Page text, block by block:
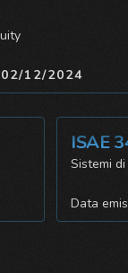
02/12/2024
ISAE
Sistemi di
Data